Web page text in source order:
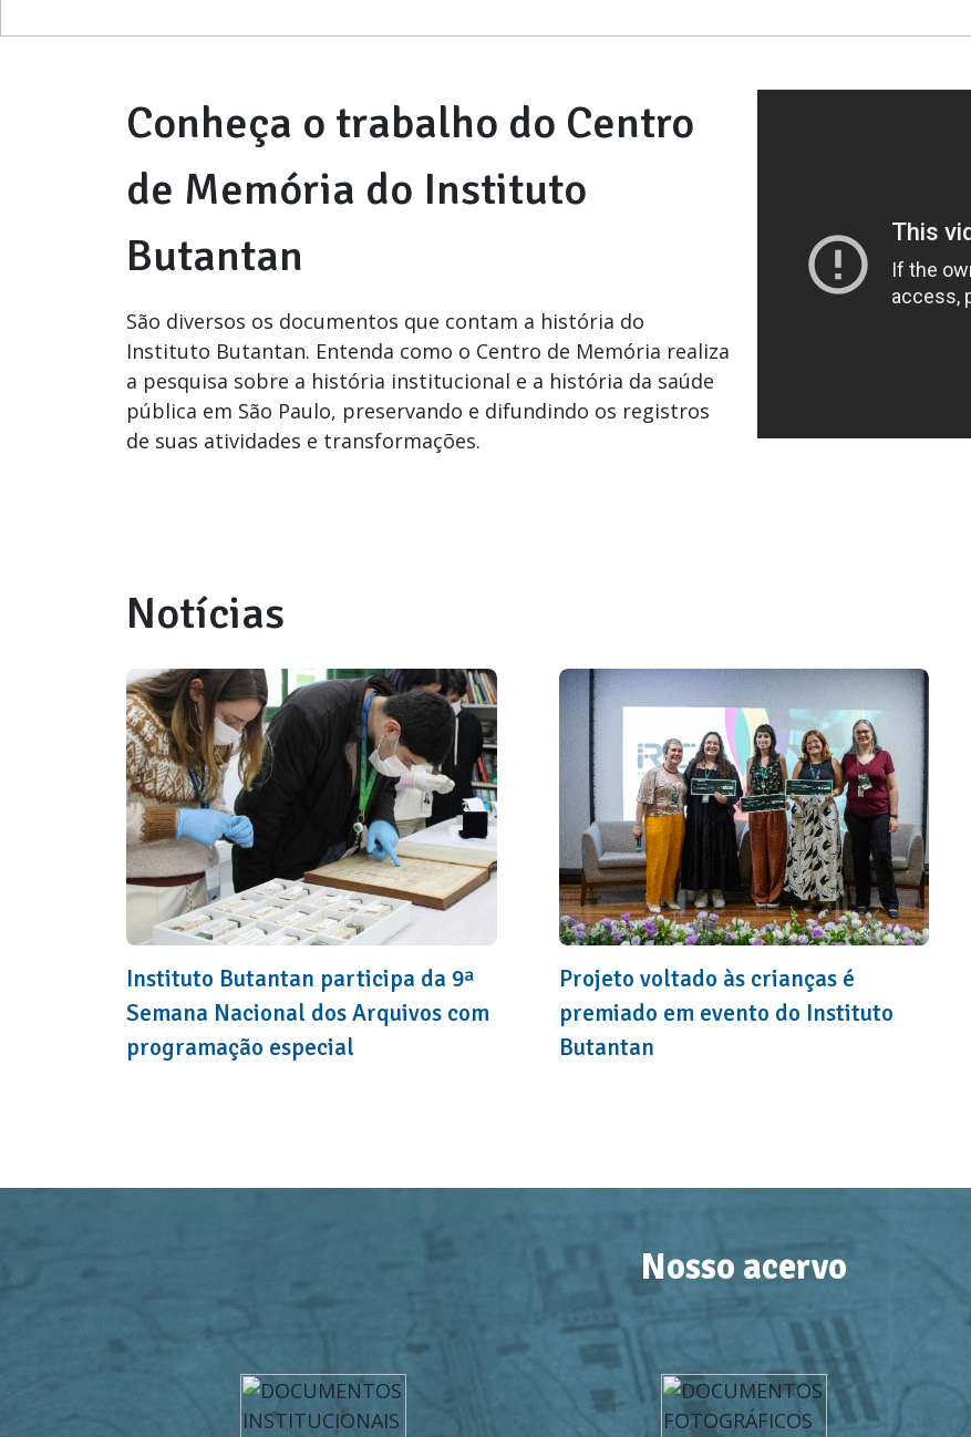
Conheça o trabalho do Centro
de Memória do Instituto
Butantan
São diversos os documentos que contam a história do
Instituto Butantan. Entenda como o Centro de Memória realiza
a pesquisa sobre a história institucional e a história da saúde
pública em São Paulo, preservando e difundindo os registros
de suas atividades e transformações.
Notícias
Instituto Butantan participa da 9ª
Semana Nacional dos Arquivos com
programação especial
Projeto voltado às crianças é
premiado em evento do Instituto
Butantan
Nosso acervo